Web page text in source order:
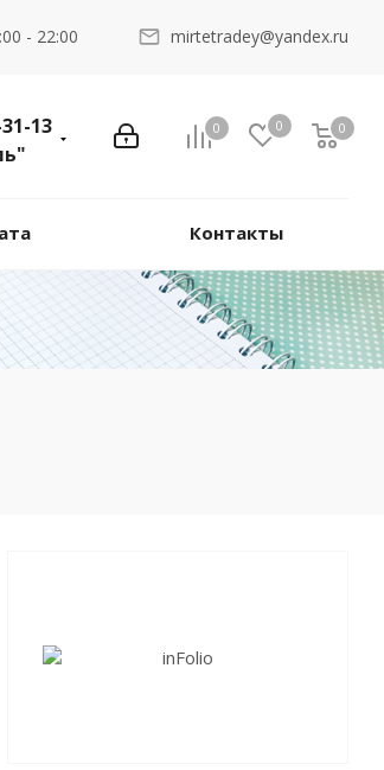
- 22:00 mirtetradey@yandex.ru
0 0 0
13
Контакты